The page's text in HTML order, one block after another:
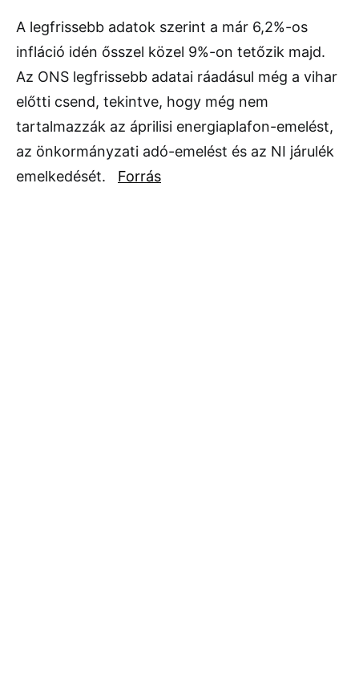
A legfrissebb adatok szerint a már 6,2%-os
infláció idén ősszel közel 9%-on tetőzik majd.
Az ONS legfrissebb adatai ráadásul még a vihar
előtti csend, tekintve, hogy még nem
tartalmazzák az áprilisi energiaplafon-emelést,
az önkormányzati adó-emelést és az NI járulék
emelkedését. Forrás